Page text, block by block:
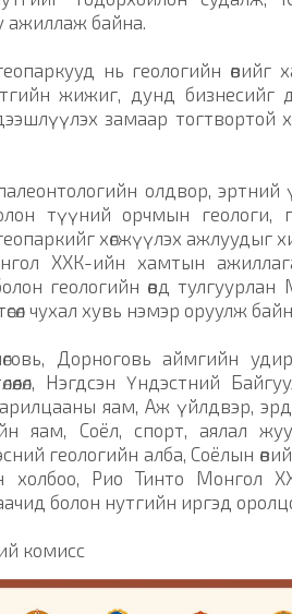
ажиллаж байна.
нь геологийн өвийг
жижиг, дунд
замаар тогтвортой
олдвор, эртний
түүний орчмын геологи,
хөгжүүлэх ажлуудыг
ХХК-ийн хамтын
геологийн өвд тулгуурлан
чухал хувь нэмэр оруулж
Дорноговь аймгийн
Нэгдсэн Үндэстний
яам, Аж үйлдвэр,
яам, Соёл, спорт, аялал
геологийн алба, Соёлын
холбоо, Рио Тинто Монгол
болон нутгийн иргэд
комисс